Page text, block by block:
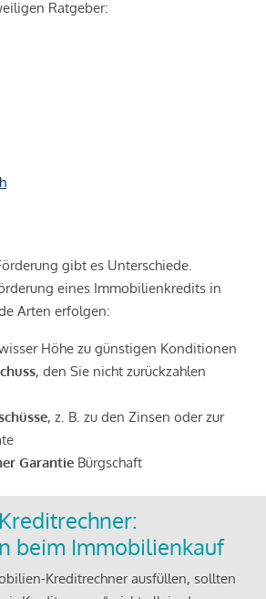
Ratgeber:
gibt es Unterschiede.
eines Immobilienkredits in
Arten erfolgen:
Höhe zu günstigen Konditionen
, den Sie nicht zurückzahlen
, z. B. zu den Zinsen oder zur
Garantie Bürgschaft
beim Immobilienkauf
Kreditrechner ausfüllen, sollten